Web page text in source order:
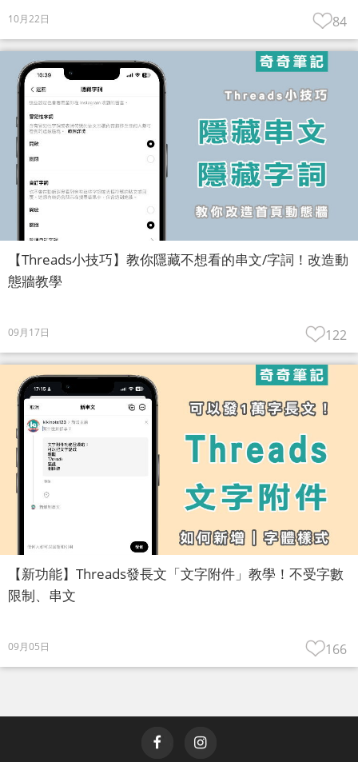
10月22日 84
【Threads小技巧】教你隱藏不想看的串文/字詞！改造動
態牆教學
09月17日 122
【新功能】Threads發長文「文字附件」教學！不受字數
限制、串文
09月05日 166